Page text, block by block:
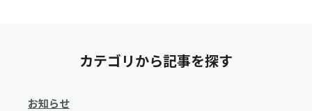
カテゴリから記事を探す
お知らせ